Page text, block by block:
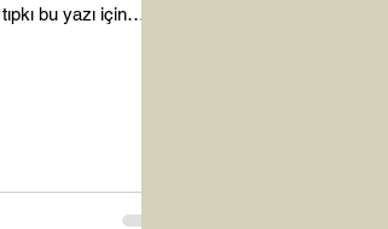
bu yazı için